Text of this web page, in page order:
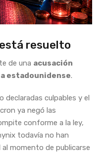
resuelto
de una acusación
estadounidense.
declaradas culpables y el
ya negó las
conforme a la ley,
todavía no han
momento de publicarse